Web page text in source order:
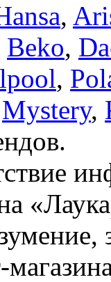
,
Beko,
,
Mystery,